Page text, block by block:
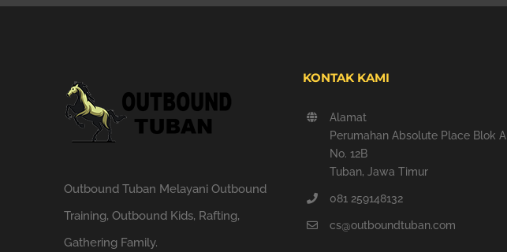
Outbound Tuban Melayani Outbound
Training, Outbound Kids, Rafting,
Gathering Family.
KONTAK KAMI
Alamat
Perumahan Absolute Place Blok A
No. 12B
Tuban, Jawa Timur
081 259148132
cs@outboundtuban.com